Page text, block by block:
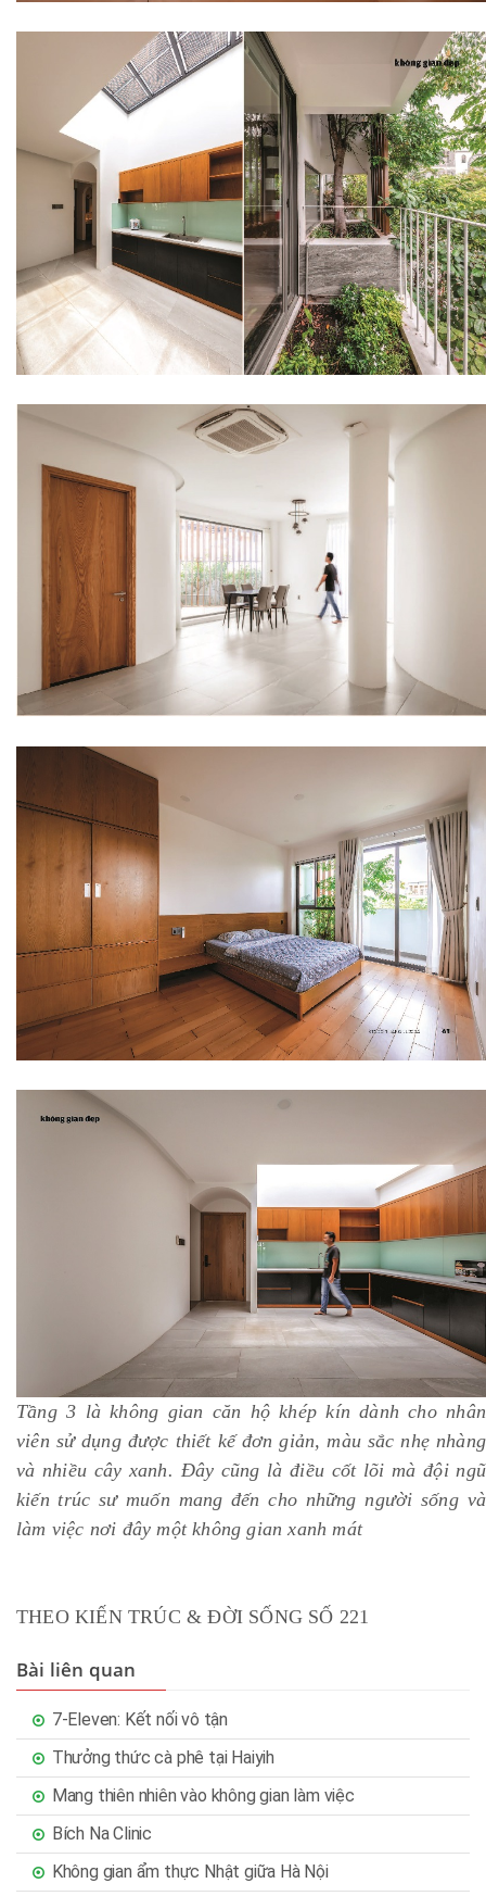
Tầng 3 là không gian căn hộ khép kín dành cho nhân
viên sử dụng được thiết kế đơn giản, màu sắc nhẹ nhàng
và nhiều cây xanh. Đây cũng là điều cốt lõi mà đội ngũ
kiến trúc sư muốn mang đến cho những người sống và
làm việc nơi đây một không gian xanh mát
THEO KIẾN TRÚC & ĐỜI SỐNG SỐ 221
Bài liên quan
7-Eleven: Kết nối vô tận
Thưởng thức cà phê tại Haiyih
Mang thiên nhiên vào không gian làm việc
Bích Na Clinic
Không gian ẩm thực Nhật giữa Hà Nội